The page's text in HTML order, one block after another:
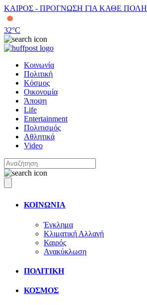
ΚΑΙΡΟΣ - ΠΡΟΓΝΩΣΗ ΓΙΑ ΚΑΘΕ ΠΟΛΗ
32°C
Κοινωνία
Πολιτική
Κόσμος
Οικονομία
Άποψη
Life
Entertainment
Πολιτισμός
Αθλητικά
Video
ΚΟΙΝΩΝΙΑ
Έγκλημα
Κλιματική Αλλαγή
Καιρός
Ανακύκλωση
ΠΟΛΙΤΙΚΗ
ΚΟΣΜΟΣ